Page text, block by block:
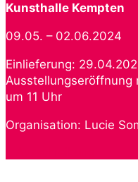
Kunsthalle Kempten
09.05. – 02.06.2024
Einlieferung:
Ausstellungseröffnung
um 11 Uhr
Organisation: Lucie